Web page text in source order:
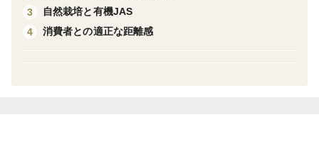
時に解凍されていた等の場合は輸送事故ですので至急ヤマ
トさんに言ってください。
トーストして、食パンはお好みのサイズに切ってトース
ト等してお召し上がりください。
3
自然栽培と有機JAS
4
消費者との適正な距離感